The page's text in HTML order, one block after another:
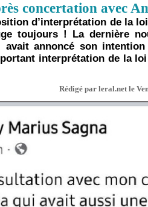
concertation avec
d’interprétation de la
toujours ! La dernière
avait annoncé son
interprétation de la
Rédigé par leral.net le